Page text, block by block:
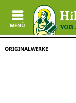
MENÜ
ORIGINALWERKE